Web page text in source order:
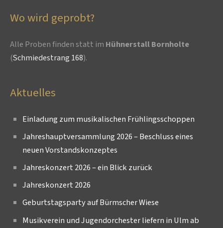
Wo wird geprobt?
Alle Proben finden statt im Hühnerstall Bornholte
(Schmiedestrang 168).
Aktuelles
Einladung zum musikalischen Frühlingsschoppen
Jahreshauptversammlung 2026 – Beschluss eines
neuen Vorstandskonzeptes
Jahreskonzert 2026 – ein Blick zurück
Jahreskonzert 2026
Geburtstagsparty auf Bürmscher Wiese
Musikverein und Jugendorchester liefern in Ulm ab